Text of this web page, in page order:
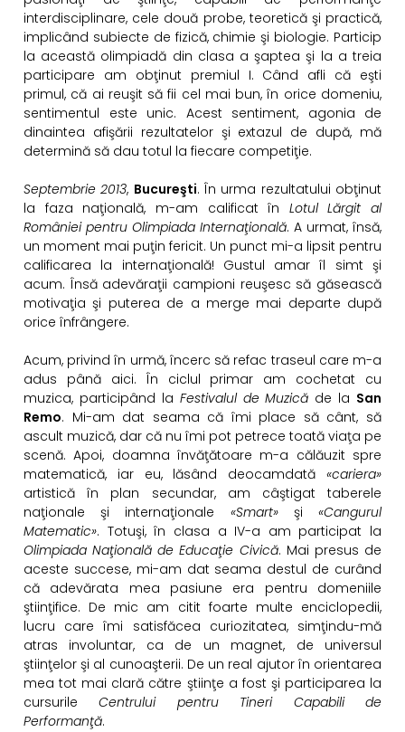
interdisciplinare, cele două probe, teoretică şi practică,
implicând subiecte de fizică, chimie şi biologie. Particip
la această olimpiadă din clasa a şaptea şi la a treia
participare am obţinut premiul I. Când afli că eşti
primul, că ai reuşit să fii cel mai bun, în orice domeniu,
sentimentul este unic. Acest sentiment, agonia de
dinaintea afişării rezultatelor şi extazul de după, mă
determină să dau totul la fiecare competiţie.
Septembrie 2013, Bucureşti. În urma rezultatului obţinut
la faza naţională, m-am calificat în Lotul Lărgit al
României pentru Olimpiada Internaţională. A urmat, însă,
un moment mai puţin fericit. Un punct mi-a lipsit pentru
calificarea la internaţională! Gustul amar îl simt şi
acum. Însă adevăraţii campioni reuşesc să găsească
motivaţia şi puterea de a merge mai departe după
orice înfrângere.
Acum, privind în urmă, încerc să refac traseul care m-a
adus până aici. În ciclul primar am cochetat cu
muzica, participând la Festivalul de Muzică de la San
Remo. Mi-am dat seama că îmi place să cânt, să
ascult muzică, dar că nu îmi pot petrece toată viaţa pe
scenă. Apoi, doamna învăţătoare m-a călăuzit spre
matematică, iar eu, lăsând deocamdată «cariera»
artistică în plan secundar, am câştigat taberele
naţionale şi internaţionale «Smart»şi«Cangurul
Matematic». Totuşi, în clasa a IV-a am participat la
Olimpiada Naţională de Educaţie Civică. Mai presus de
aceste succese, mi-am dat seama destul de curând
că adevărata mea pasiune era pentru domeniile
ştiinţifice. De mic am citit foarte multe enciclopedii,
lucru care îmi satisfăcea curiozitatea, simţindu-mă
atras involuntar, ca de un magnet, de universul
ştiinţelor şi al cunoaşterii. De un real ajutor în orientarea
mea tot mai clară către ştiinţe a fost şi participarea la
cursurileCentrului pentru Tineri Capabili de
Performanţă.